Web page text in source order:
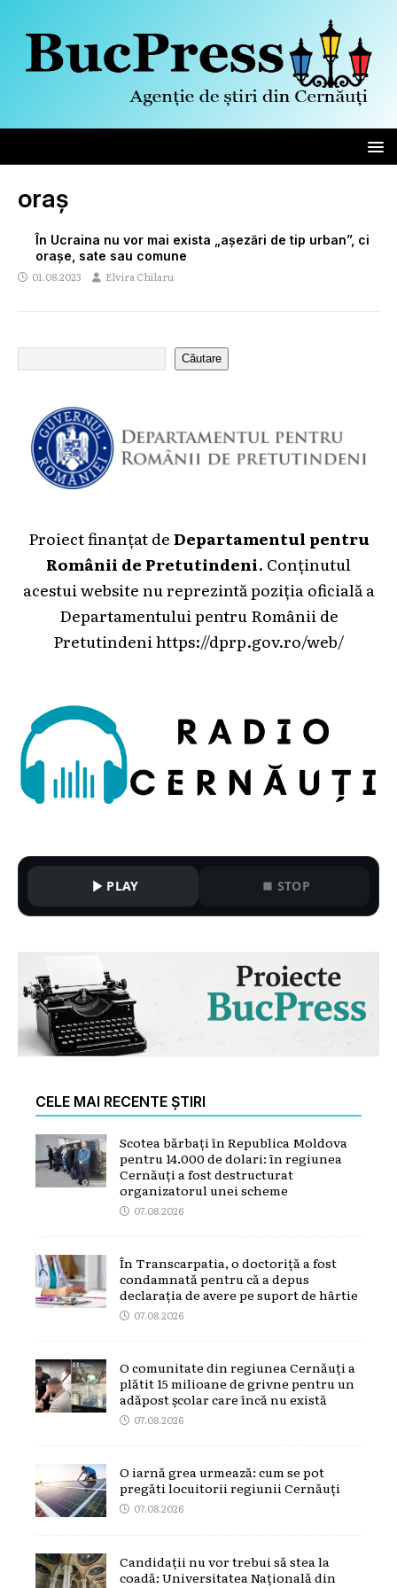
oraș
În Ucraina nu vor mai exista „așezări de tip urban”, ci
orașe, sate sau comune
01.08.2023 Elvira Chilaru
Căutare
Proiect finanțat deDepartamentul pentru
Românii de Pretutindeni. Conținutul
acestui website nu reprezintă poziția oficială a
Departamentului pentru Românii de
Pretutindeni https://dprp.gov.ro/web/
PLAY STOP
CELE MAI RECENTE ȘTIRI
Scotea bărbați în Republica Moldova
pentru 14.000 de dolari: în regiunea
Cernăuți a fost destructurat
organizatorul unei scheme
07.08.2026
În Transcarpatia, o doctoriță a fost
condamnată pentru că a depus
declarația de avere pe suport de hârtie
07.08.2026
O comunitate din regiunea Cernăuți a
plătit 15 milioane de grivne pentru un
adăpost școlar care încă nu există
07.08.2026
O iarnă grea urmează: cum se pot
pregăti locuitorii regiunii Cernăuți
07.08.2026
Candidații nu vor trebui să stea la
coadă: Universitatea Națională din